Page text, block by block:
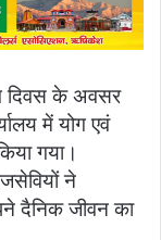
दिवस के अवसर
में योग एवं
गया।
ने
दैनिक जीवन का